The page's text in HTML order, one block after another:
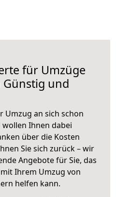
für Umzüge
Günstig und
Umzug an sich schon
Ihnen dabei
über die Kosten
Sie sich zurück – wir
Angebote für Sie, das
mit Ihrem Umzug von
helfen kann.